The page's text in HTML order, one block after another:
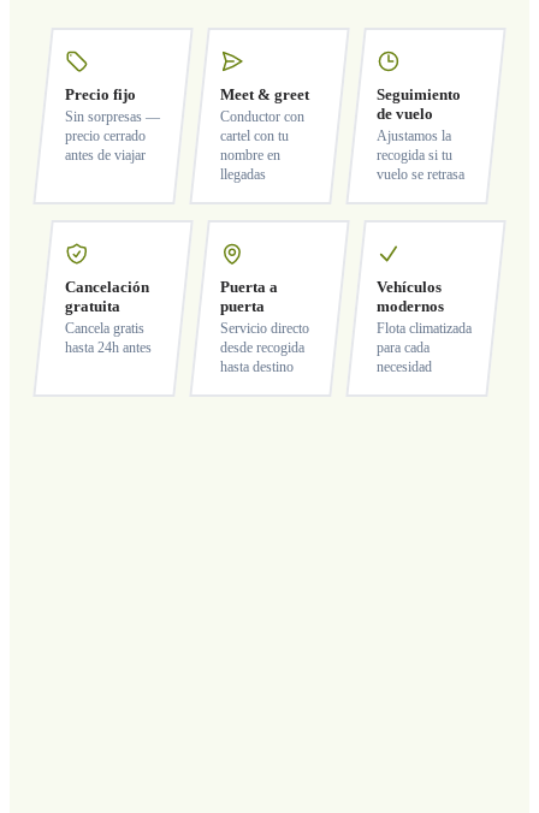
Precio fijo
Sin sorpresas —
precio cerrado
antes de viajar
Meet & greet
Conductor con
cartel con tu
nombre en
llegadas
Seguimiento
de vuelo
Ajustamos la
recogida si tu
vuelo se retrasa
Cancelación
gratuita
Cancela gratis
hasta 24h antes
Puerta a
puerta
Servicio directo
desde recogida
hasta destino
Vehículos
modernos
Flota climatizada
para cada
necesidad